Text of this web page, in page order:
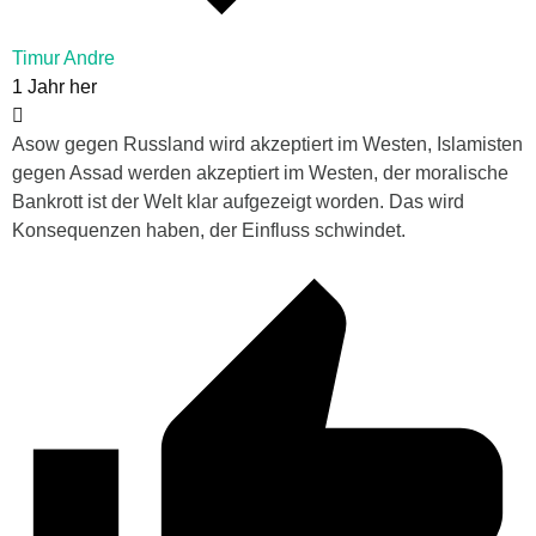
Timur Andre
1 Jahr her
Asow gegen Russland wird akzeptiert im Westen, Islamisten
gegen Assad werden akzeptiert im Westen, der moralische
Bankrott ist der Welt klar aufgezeigt worden. Das wird
Konsequenzen haben, der Einfluss schwindet.